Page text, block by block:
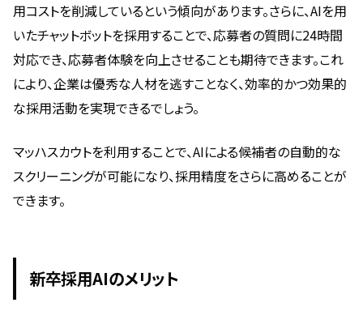
用コストを削減しているという傾向があります。さらに、AIを用
いたチャットボットを採用することで、応募者の質問に24時間
対応でき、応募者体験を向上させることも期待できます。これ
により、企業は優秀な人材を逃すことなく、効率的かつ効果的
な採用活動を実現できるでしょう。
マッハスカウトを利用することで、AIによる候補者の自動的な
スクリーニングが可能になり、採用精度をさらに高めることが
できます。
新卒採用AIのメリット